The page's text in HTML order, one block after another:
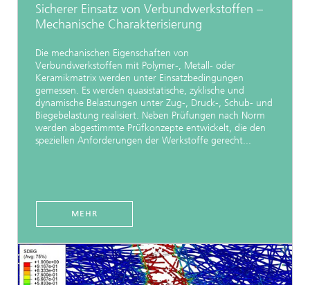
Sicherer Einsatz von Verbundwerkstoffen –
Mechanische Charakterisierung
Die mechanischen Eigenschaften von
Verbundwerkstoffen mit Polymer-, Metall- oder
Keramikmatrix werden unter Einsatzbedingungen
gemessen. Es werden quasistatische, zyklische und
dynamische Belastungen unter Zug-, Druck-, Schub- und
Biegebelastung realisiert. Neben Prüfungen nach Norm
werden abgestimmte Prüfkonzepte entwickelt, die den
speziellen Anforderungen der Werkstoffe gerecht...
MEHR